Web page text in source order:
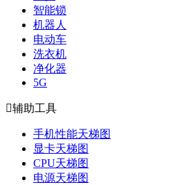
智能锁
机器人
电动车
洗衣机
净化器
5G
辅助工具
手机性能天梯图
显卡天梯图
CPU天梯图
电源天梯图